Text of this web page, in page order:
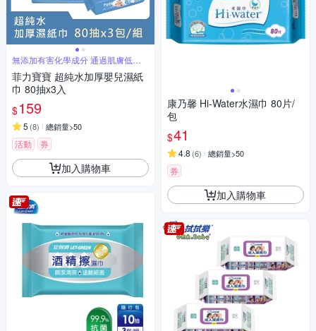
無添加有害化學成分 通過肌膚低刺
激性測試
菲力寶寶 超純水加厚嬰兒濕紙
巾 80抽x3入
$159
5 (8) 總銷量>50
活動 券
加入購物車
康乃馨 Hi-Water水濕巾 80片/
包
$41
4.8 (6) 總銷量>50
券
加入購物車